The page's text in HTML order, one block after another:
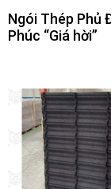
Ngói Thép Phủ
Phúc “Giá hời”